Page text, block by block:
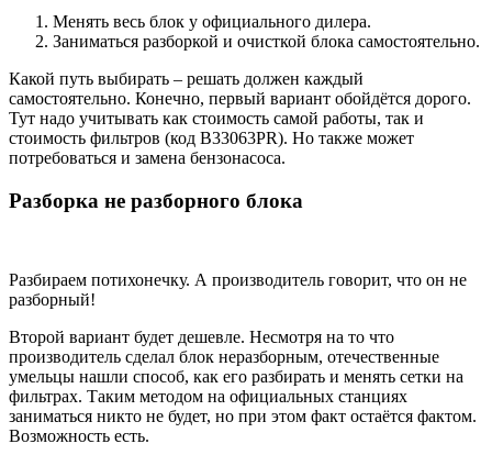
Менять весь блок у официального дилера.
Заниматься разборкой и очисткой блока самостоятельно.
Какой путь выбирать – решать должен каждый
самостоятельно. Конечно, первый вариант обойдётся дорого.
Тут надо учитывать как стоимость самой работы, так и
стоимость фильтров (код В33063PR). Но также может
потребоваться и замена бензонасоса.
Разборка не разборного блока
Разбираем потихонечку. А производитель говорит, что он не
разборный!
Второй вариант будет дешевле. Несмотря на то что
производитель сделал блок неразборным, отечественные
умельцы нашли способ, как его разбирать и менять сетки на
фильтрах. Таким методом на официальных станциях
заниматься никто не будет, но при этом факт остаётся фактом.
Возможность есть.